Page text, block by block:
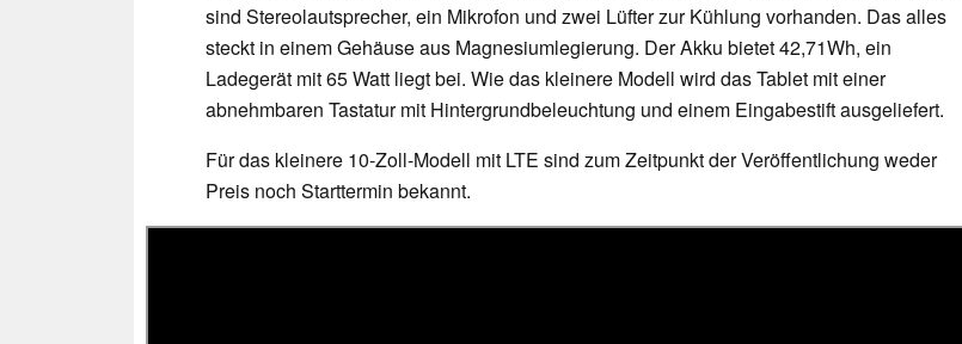
sind Stereolautsprecher, ein Mikrofon und zwei Lüfter zur Kühlung vorhanden. Das alles
steckt in einem Gehäuse aus Magnesiumlegierung. Der Akku bietet 42,71Wh, ein
Ladegerät mit 65 Watt liegt bei. Wie das kleinere Modell wird das Tablet mit einer
abnehmbaren Tastatur mit Hintergrundbeleuchtung und einem Eingabestift ausgeliefert.
Für das kleinere 10-Zoll-Modell mit LTE sind zum Zeitpunkt der Veröffentlichung weder
Preis noch Starttermin bekannt.